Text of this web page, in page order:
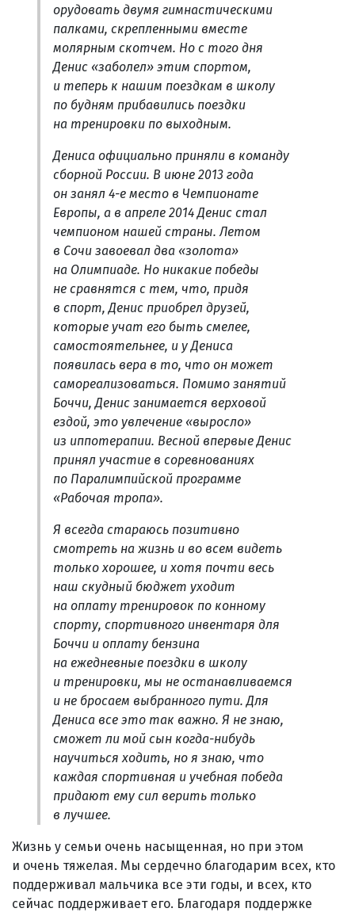
орудовать двумя гимнастическими
палками, скрепленными вместе
молярным скотчем. Но с того дня
Денис «заболел» этим спортом,
и теперь к нашим поездкам в школу
по будням прибавились поездки
на тренировки по выходным.
Дениса официально приняли в команду
сборной России. В июне 2013 года
он занял 4-е место в Чемпионате
Европы, а в апреле 2014 Денис стал
чемпионом нашей страны. Летом
в Сочи завоевал два «золота»
на Олимпиаде. Но никакие победы
не сравнятся с тем, что, придя
в спорт, Денис приобрел друзей,
которые учат его быть смелее,
самостоятельнее, и у Дениса
появилась вера в то, что он может
самореализоваться. Помимо занятий
Боччи, Денис занимается верховой
ездой, это увлечение «выросло»
из иппотерапии. Весной впервые Денис
принял участие в соревнованиях
по Паралимпийской программе
«Рабочая тропа».
Я всегда стараюсь позитивно
смотреть на жизнь и во всем видеть
только хорошее, и хотя почти весь
наш скудный бюджет уходит
на оплату тренировок по конному
спорту, спортивного инвентаря для
Боччи и оплату бензина
на ежедневные поездки в школу
и тренировки, мы не останавливаемся
и не бросаем выбранного пути. Для
Дениса все это так важно. Я не знаю,
сможет ли мой сын когда-нибудь
научиться ходить, но я знаю, что
каждая спортивная и учебная победа
придают ему сил верить только
в лучшее.
Жизнь у семьи очень насыщенная, но при этом
и очень тяжелая. Мы сердечно благодарим всех, кто
поддерживал мальчика все эти годы, и всех, кто
сейчас поддерживает его. Благодаря поддержке